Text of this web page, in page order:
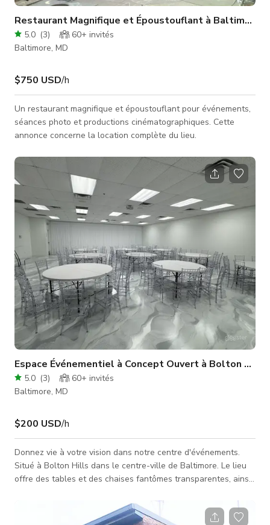
Restaurant Magnifique et Époustouflant à Baltimore
5.0 (3) 60+ invités
Baltimore, MD
$750 USD/h
Un restaurant magnifique et époustouflant pour événements,
séances photo et productions cinématographiques. Cette
annonce concerne la location complète du lieu.
Espace Événementiel à Concept Ouvert à Bolton
5.0 (3) 60+ invités
Baltimore, MD
$200 USD/h
Donnez vie à votre vision dans notre centre d'événements.
Situé à Bolton Hills dans le centre-ville de Baltimore. Le lieu
offre des tables et des chaises fantômes transparentes, ainsi
des haut-parleurs surround Bluetooth, wifi, bar mobile et un
magnifique patio et couloir pouvant être utilisés de diverses